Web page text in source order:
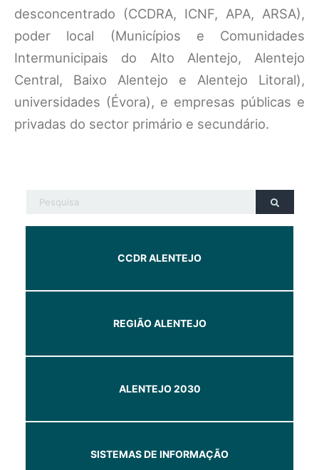
desconcentrado (CCDRA, ICNF, APA, ARSA),
poder local (Municípios e Comunidades
Intermunicipais do Alto Alentejo, Alentejo
Central, Baixo Alentejo e Alentejo Litoral),
universidades (Évora), e empresas públicas e
privadas do sector primário e secundário.
CCDR ALENTEJO
REGIÃO ALENTEJO
ALENTEJO 2030
SISTEMAS DE INFORMAÇÃO